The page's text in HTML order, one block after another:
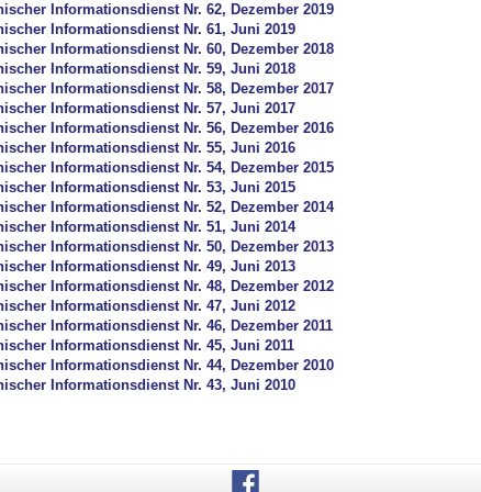
Informationsdienst Nr. 62, Dezember 2019
Informationsdienst Nr. 61, Juni 2019
Informationsdienst Nr. 60, Dezember 2018
Informationsdienst Nr. 59, Juni 2018
Informationsdienst Nr. 58, Dezember 2017
Informationsdienst Nr. 57, Juni 2017
Informationsdienst Nr. 56, Dezember 2016
Informationsdienst Nr. 55, Juni 2016
Informationsdienst Nr. 54, Dezember 2015
Informationsdienst Nr. 53, Juni 2015
Informationsdienst Nr. 52, Dezember 2014
Informationsdienst Nr. 51, Juni 2014
Informationsdienst Nr. 50, Dezember 2013
Informationsdienst Nr. 49, Juni 2013
Informationsdienst Nr. 48, Dezember 2012
Informationsdienst Nr. 47, Juni 2012
Informationsdienst Nr. 46, Dezember 2011
Informationsdienst Nr. 45, Juni 2011
Informationsdienst Nr. 44, Dezember 2010
Informationsdienst Nr. 43, Juni 2010
Facebook